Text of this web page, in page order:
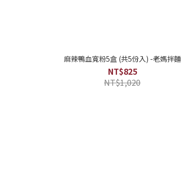
麻辣鴨血寬粉5盒 (共5份入) -老媽拌麵
NT$825
NT$1,020